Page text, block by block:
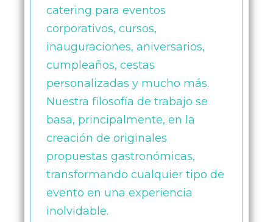
catering para eventos
corporativos, cursos,
inauguraciones, aniversarios,
cumpleaños, cestas
personalizadas y mucho más.
Nuestra filosofía de trabajo se
basa, principalmente, en la
creación de originales
propuestas gastronómicas,
transformando cualquier tipo de
evento en una experiencia
inolvidable.